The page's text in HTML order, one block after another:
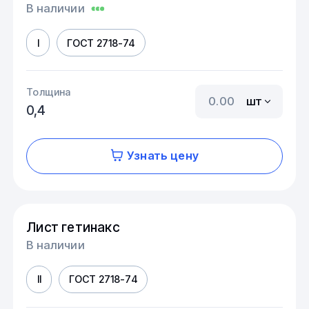
В наличии
I ГОСТ 2718-74
Толщина
0,4
шт
Узнать цену
Лист гетинакс
В наличии
II ГОСТ 2718-74